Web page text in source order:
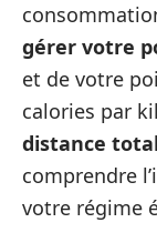
gérer votre
et de votre
calories par
distance
comprendre
votre régime